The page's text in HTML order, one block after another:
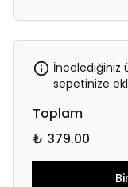
İncelediğiniz
sepetinize
Toplam
₺ 379.00